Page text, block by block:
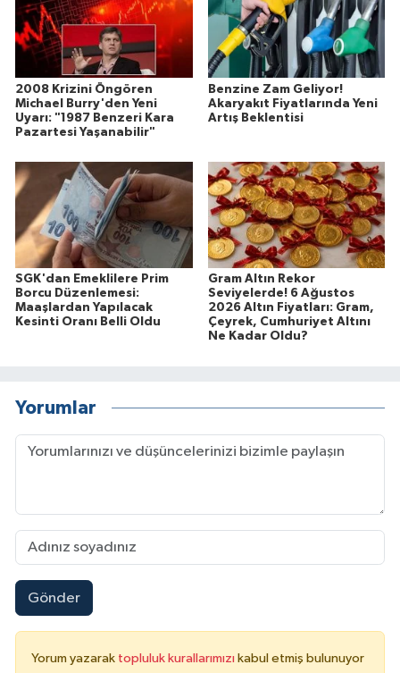
2008 Krizini Öngören
Michael Burry'den Yeni
Uyarı: "1987 Benzeri Kara
Pazartesi Yaşanabilir"
Benzine Zam Geliyor!
Akaryakıt Fiyatlarında Yeni
Artış Beklentisi
SGK'dan Emeklilere Prim
Borcu Düzenlemesi:
Maaşlardan Yapılacak
Kesinti Oranı Belli Oldu
Gram Altın Rekor
Seviyelerde! 6 Ağustos
2026 Altın Fiyatları: Gram,
Çeyrek, Cumhuriyet Altını
Ne Kadar Oldu?
Yorumlar
Gönder
Yorum yazarak topluluk kurallarımızı kabul etmiş bulunuyor